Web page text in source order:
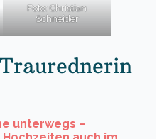
Foto: Christian
Schneider
unterwegs –